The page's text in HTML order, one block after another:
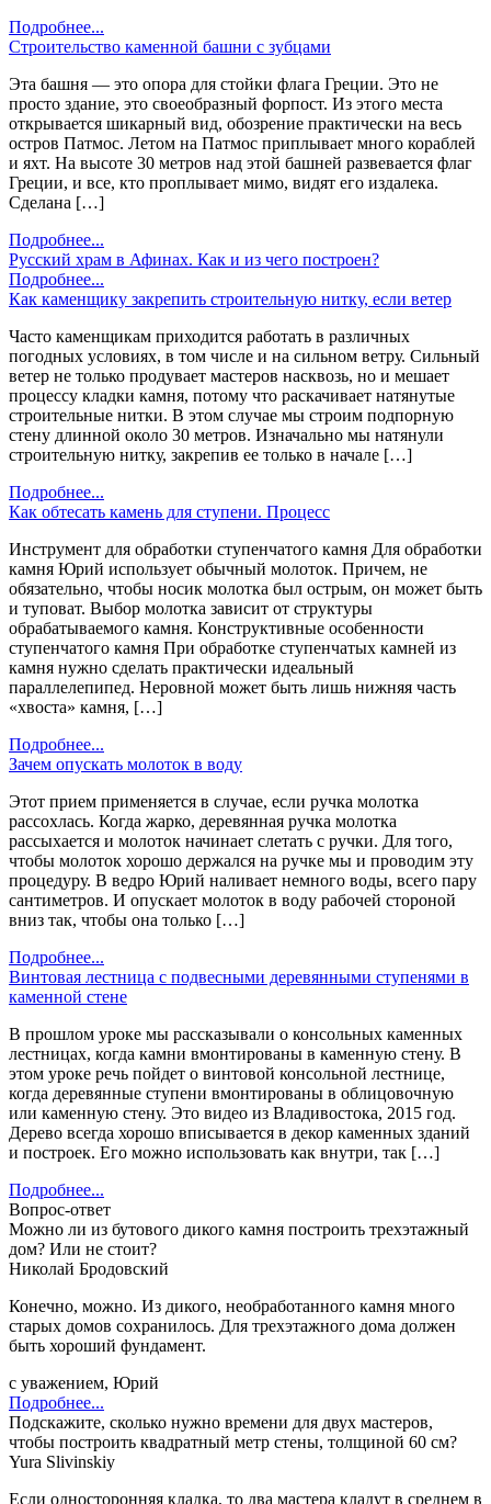
Подробнее...
Строительство каменной башни с зубцами
Эта башня — это опора для стойки флага Греции. Это не
просто здание, это своеобразный форпост. Из этого места
открывается шикарный вид, обозрение практически на весь
остров Патмос. Летом на Патмос приплывает много кораблей
и яхт. На высоте 30 метров над этой башней развевается флаг
Греции, и все, кто проплывает мимо, видят его издалека.
Сделана […]
Подробнее...
Русский храм в Афинах. Как и из чего построен?
Подробнее...
Как каменщику закрепить строительную нитку, если ветер
Часто каменщикам приходится работать в различных
погодных условиях, в том числе и на сильном ветру. Сильный
ветер не только продувает мастеров насквозь, но и мешает
процессу кладки камня, потому что раскачивает натянутые
строительные нитки. В этом случае мы строим подпорную
стену длинной около 30 метров. Изначально мы натянули
строительную нитку, закрепив ее только в начале […]
Подробнее...
Как обтесать камень для ступени. Процесс
Инструмент для обработки ступенчатого камня Для обработки
камня Юрий использует обычный молоток. Причем, не
обязательно, чтобы носик молотка был острым, он может быть
и туповат. Выбор молотка зависит от структуры
обрабатываемого камня. Конструктивные особенности
ступенчатого камня При обработке ступенчатых камней из
камня нужно сделать практически идеальный
параллелепипед. Неровной может быть лишь нижняя часть
«хвоста» камня, […]
Подробнее...
Зачем опускать молоток в воду
Этот прием применяется в случае, если ручка молотка
рассохлась. Когда жарко, деревянная ручка молотка
рассыхается и молоток начинает слетать с ручки. Для того,
чтобы молоток хорошо держался на ручке мы и проводим эту
процедуру. В ведро Юрий наливает немного воды, всего пару
сантиметров. И опускает молоток в воду рабочей стороной
вниз так, чтобы она только […]
Подробнее...
Винтовая лестница с подвесными деревянными ступенями в
каменной стене
В прошлом уроке мы рассказывали о консольных каменных
лестницах, когда камни вмонтированы в каменную стену. В
этом уроке речь пойдет о винтовой консольной лестнице,
когда деревянные ступени вмонтированы в облицовочную
или каменную стену. Это видео из Владивостока, 2015 год.
Дерево всегда хорошо вписывается в декор каменных зданий
и построек. Его можно использовать как внутри, так […]
Подробнее...
Вопрос-ответ
Можно ли из бутового дикого камня построить трехэтажный
дом? Или не стоит?
Николай Бродовский
Конечно, можно. Из дикого, необработанного камня много
старых домов сохранилось. Для трехэтажного дома должен
быть хороший фундамент.
с уважением, Юрий
Подробнее...
Подскажите, сколько нужно времени для двух мастеров,
чтобы построить квадратный метр стены, толщиной 60 см?
Yura Slivinskiy
Если односторонняя кладка, то два мастера кладут в среднем в